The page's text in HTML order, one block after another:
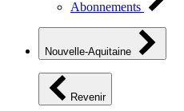
Abonnements
Nouvelle-Aquitaine
Revenir